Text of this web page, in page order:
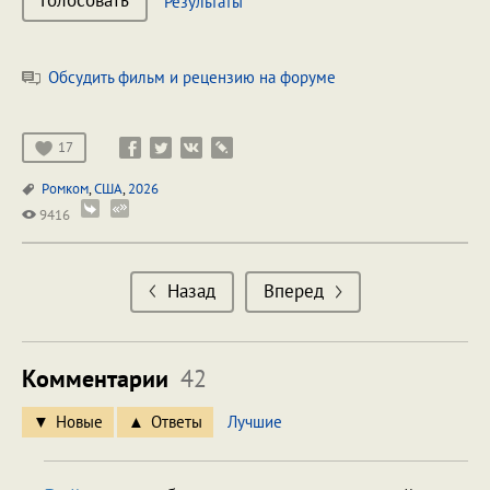
Обсудить фильм и рецензию на форуме
17
Ромком,США,2026
9416
Назад Вперед
Комментарии 42
Новые Ответы Лучшие